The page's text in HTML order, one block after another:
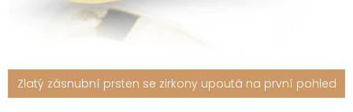
Zlatý zásnubní prsten se zirkony upoutá na první pohled